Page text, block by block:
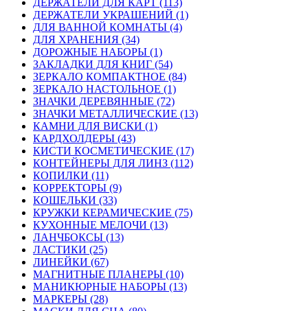
ДЕРЖАТЕЛИ УКРАШЕНИЙ (1)
ДЛЯ ВАННОЙ КОМНАТЫ (4)
ДЛЯ ХРАНЕНИЯ (34)
ДОРОЖНЫЕ НАБОРЫ (1)
ЗАКЛАДКИ ДЛЯ КНИГ (54)
ЗЕРКАЛО КОМПАКТНОЕ (84)
ЗЕРКАЛО НАСТОЛЬНОЕ (1)
ЗНАЧКИ ДЕРЕВЯННЫЕ (72)
ЗНАЧКИ МЕТАЛЛИЧЕСКИЕ (13)
КАМНИ ДЛЯ ВИСКИ (1)
КАРДХОЛДЕРЫ (43)
КИСТИ КОСМЕТИЧЕСКИЕ (17)
КОНТЕЙНЕРЫ ДЛЯ ЛИНЗ (112)
КОПИЛКИ (11)
КОРРЕКТОРЫ (9)
КОШЕЛЬКИ (33)
КРУЖКИ КЕРАМИЧЕСКИЕ (75)
КУХОННЫЕ МЕЛОЧИ (13)
ЛАНЧБОКСЫ (13)
ЛАСТИКИ (25)
ЛИНЕЙКИ (67)
МАГНИТНЫЕ ПЛАНЕРЫ (10)
МАНИКЮРНЫЕ НАБОРЫ (13)
МАРКЕРЫ (28)